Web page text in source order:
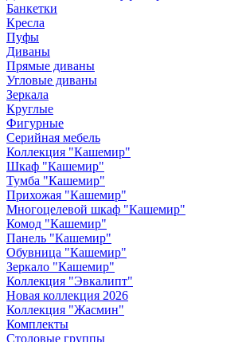
Банкетки
Кресла
Пуфы
Диваны
Прямые диваны
Угловые диваны
Зеркала
Круглые
Фигурные
Серийная мебель
Коллекция "Кашемир"
Шкаф "Кашемир"
Тумба "Кашемир"
Прихожая "Кашемир"
Многоцелевой шкаф "Кашемир"
Комод "Кашемир"
Панель "Кашемир"
Обувница "Кашемир"
Зеркало "Кашемир"
Коллекция "Эвкалипт"
Новая коллекция 2026
Коллекция "Жасмин"
Комплекты
Столовые группы